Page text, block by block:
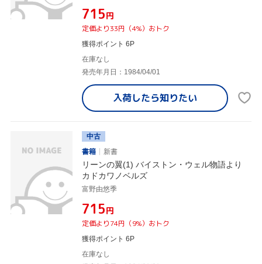
¥715円
定価より33円（4%）おトク
獲得ポイント 6P
在庫なし
発売年月日：1984/04/01
入荷したら知りたい
中古
書籍
新書
リーンの翼(1) バイストン・ウェル物語より
カドカワノベルズ
富野由悠季
¥715円
定価より74円（9%）おトク
獲得ポイント 6P
在庫なし